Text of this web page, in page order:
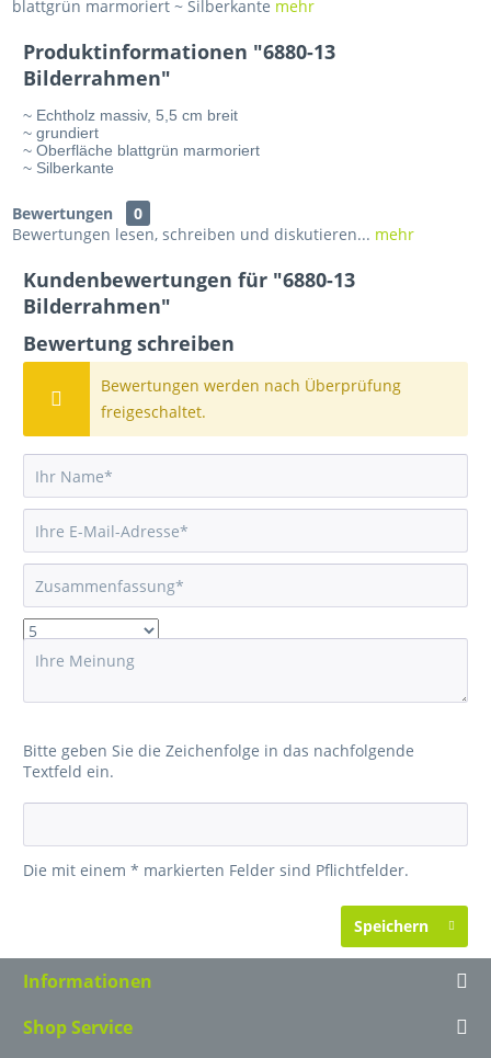
blattgrün marmoriert ~ Silberkante mehr
Produktinformationen "6880-13
Bilderrahmen"
~ Echtholz massiv, 5,5 cm breit
~ grundiert
~ Oberfläche blattgrün marmoriert
~ Silberkante
Bewertungen
0
Bewertungen lesen, schreiben und diskutieren... mehr
Kundenbewertungen für "6880-13
Bilderrahmen"
Bewertung schreiben
Bewertungen werden nach Überprüfung
freigeschaltet.
Bitte geben Sie die Zeichenfolge in das nachfolgende
Textfeld ein.
Die mit einem * markierten Felder sind Pflichtfelder.
Speichern
Informationen
Shop Service